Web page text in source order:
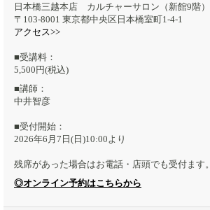
日本橋三越本店 カルチャーサロン（新館9階）
〒103-8001 東京都中央区日本橋室町1-4-1
アクセス>>
■受講料：
5,500円(税込)
■講師：
中井智彦
■受付開始：
2026年6月7日(日)10:00より
残席があった場合はお電話・店頭でも受付ます。
◎オンライン予約はこちらから